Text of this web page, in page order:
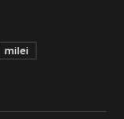
milei